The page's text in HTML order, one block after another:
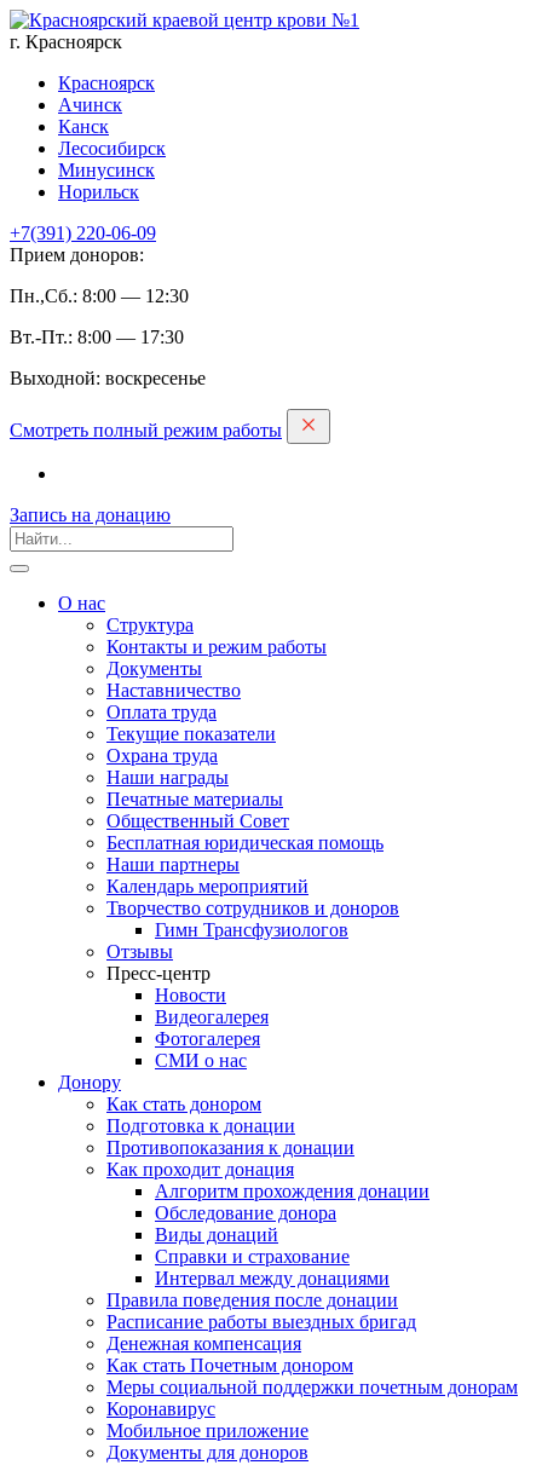
г. Красноярск
Красноярск
Ачинск
Канск
Лесосибирск
Минусинск
Норильск
+7(391) 220-06-09
Прием доноров:
Пн.,Сб.: 8:00 — 12:30
Вт.-Пт.: 8:00 — 17:30
Выходной: воскресенье
Смотреть полный режим работы
Запись на дoнацию
О нас
Структура
Контакты и режим работы
Документы
Наставничество
Оплата труда
Текущие показатели
Охрана труда
Наши награды
Печатные материалы
Общественный Совет
Бесплатная юридическая помощь
Наши партнеры
Календарь мероприятий
Творчество сотрудников и доноров
Гимн Трансфузиологов
Отзывы
Пресс-центр
Новости
Видеогалерея
Фотогалерея
СМИ о нас
Донору
Как стать донором
Подготовка к донации
Противопоказания к донации
Как проходит донация
Алгоритм прохождения донации
Обследование донора
Виды донаций
Справки и страхование
Интервал между донациями
Правила поведения после донации
Расписание работы выездных бригад
Денежная компенсация
Как стать Почетным донором
Меры социальной поддержки почетным донорам
Коронавирус
Мобильное приложение
Документы для доноров